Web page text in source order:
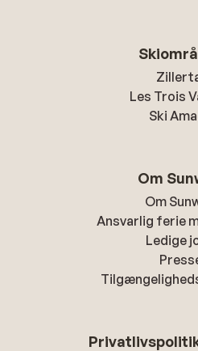
Les Trois
Ski
Om
Om
Ansvarlig ferie
Ledige